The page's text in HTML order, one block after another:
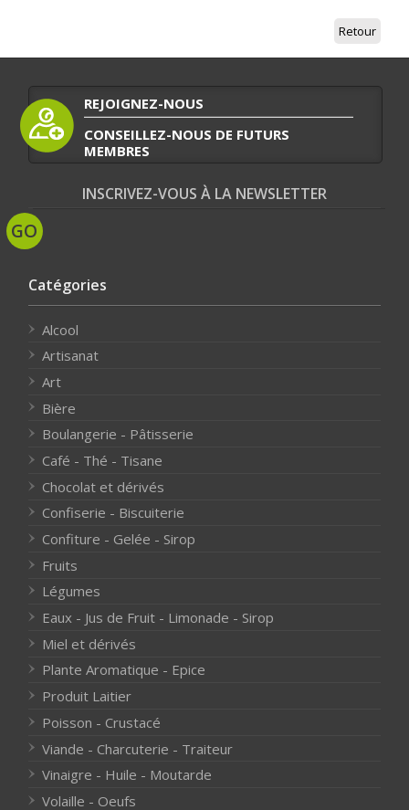
Retour
REJOIGNEZ-NOUS
CONSEILLEZ-NOUS DE FUTURS
MEMBRES
INSCRIVEZ-VOUS À LA NEWSLETTER
Catégories
Alcool
Artisanat
Art
Bière
Boulangerie - Pâtisserie
Café - Thé - Tisane
Chocolat et dérivés
Confiserie - Biscuiterie
Confiture - Gelée - Sirop
Fruits
Légumes
Eaux - Jus de Fruit - Limonade - Sirop
Miel et dérivés
Plante Aromatique - Epice
Produit Laitier
Poisson - Crustacé
Viande - Charcuterie - Traiteur
Vinaigre - Huile - Moutarde
Volaille - Oeufs